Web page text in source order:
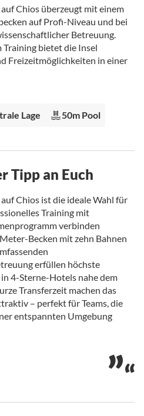
Chios überzeugt mit einem
auf Profi-Niveau und bei
Betreuung.
bietet die Insel
Freizeitmöglichkeiten in einer
Lage 50m Pool
Tipp an Euch
Chios ist die ideale Wahl für
Training mit
verbinden
Becken mit zehn Bahnen
erfüllen höchste
4-Sterne-Hotels nahe dem
Transferzeit machen das
– perfekt für Teams, die
entspannten Umgebung